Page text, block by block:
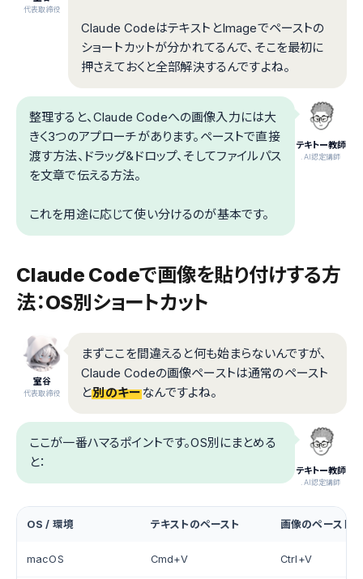
代表取締役
Claude CodeはテキストとImageでペーストの
ショートカットが分かれてるんで、そこを最初に
押さえておくと全部解決するんですよね。
テキトー教師
.AI認定講師
整理すると、Claude Codeへの画像入力には大
きく3つのアプローチがあります。ペーストで直接
渡す方法、ドラッグ&ドロップ、そしてファイルパス
を文章で伝える方法。
これを用途に応じて使い分けるのが基本です。
Claude Codeで画像を貼り付けする方
法：OS別ショートカット
室谷
代表取締役
まずここを間違えると何も始まらないんですが、
Claude Codeの画像ペーストは通常のペースト
と別のキーなんですよね。
テキトー教師
.AI認定講師
ここが一番ハマるポイントです。OS別にまとめる
と：
OS / 環境 テキストのペースト 画像のペースト
macOS Cmd+V Ctrl+V